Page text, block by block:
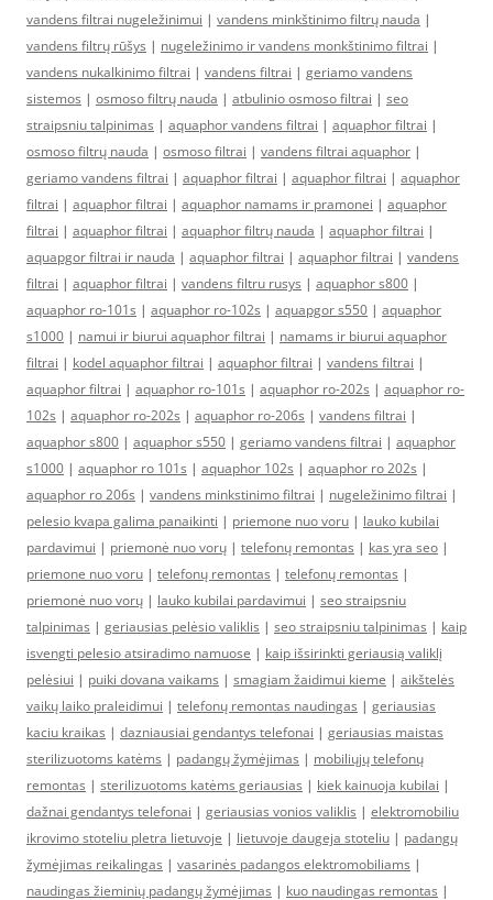
vandens filtrai nugeležinimui | vandens minkštinimo filtrų nauda |
vandens filtrų rūšys | nugeležinimo ir vandens monkštinimo filtrai |
vandens nukalkinimo filtrai | vandens filtrai | geriamo vandens
sistemos | osmoso filtrų nauda | atbulinio osmoso filtrai | seo
straipsniu talpinimas | aquaphor vandens filtrai | aquaphor filtrai |
osmoso filtrų nauda | osmoso filtrai | vandens filtrai aquaphor |
geriamo vandens filtrai | aquaphor filtrai | aquaphor filtrai | aquaphor
filtrai | aquaphor filtrai | aquaphor namams ir pramonei | aquaphor
filtrai | aquaphor filtrai | aquaphor filtrų nauda | aquaphor filtrai |
aquapgor filtrai ir nauda | aquaphor filtrai | aquaphor filtrai | vandens
filtrai | aquaphor filtrai | vandens filtru rusys | aquaphor s800 |
aquaphor ro-101s | aquaphor ro-102s | aquapgor s550 | aquaphor
s1000 | namui ir biurui aquaphor filtrai | namams ir biurui aquaphor
filtrai | kodel aquaphor filtrai | aquaphor filtrai | vandens filtrai |
aquaphor filtrai | aquaphor ro-101s | aquaphor ro-202s | aquaphor ro-
102s | aquaphor ro-202s | aquaphor ro-206s | vandens filtrai |
aquaphor s800 | aquaphor s550 | geriamo vandens filtrai | aquaphor
s1000 | aquaphor ro 101s | aquaphor 102s | aquaphor ro 202s |
aquaphor ro 206s | vandens minkstinimo filtrai | nugeležinimo filtrai |
pelesio kvapa galima panaikinti | priemone nuo voru | lauko kubilai
pardavimui | priemonė nuo vorų | telefonų remontas | kas yra seo |
priemone nuo voru | telefonų remontas | telefonų remontas |
priemonė nuo vorų | lauko kubilai pardavimui | seo straipsniu
talpinimas | geriausias pelėsio valiklis | seo straipsniu talpinimas | kaip
isvengti pelesio atsiradimo namuose | kaip išsirinkti geriausią valiklį
pelėsiui | puiki dovana vaikams | smagiam žaidimui kieme | aikštelės
vaikų laiko praleidimui | telefonų remontas naudingas | geriausias
kaciu kraikas | dazniausiai gendantys telefonai | geriausias maistas
sterilizuotoms katėms | padangų žymėjimas | mobiliųjų telefonų
remontas | sterilizuotoms katėms geriausias | kiek kainuoja kubilai |
dažnai gendantys telefonai | geriausias vonios valiklis | elektromobiliu
ikrovimo stoteliu pletra lietuvoje | lietuvoje daugeja stoteliu | padangų
žymėjimas reikalingas | vasarinės padangos elektromobiliams |
naudingas žieminių padangų žymėjimas | kuo naudingas remontas |